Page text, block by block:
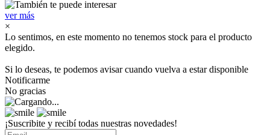
ver más
×
Lo sentimos, en este momento no tenemos stock para el producto
elegido.
Si lo deseas, te podemos avisar cuando vuelva a estar disponible
Notificarme
No gracias
¡Suscribite y recibí todas nuestras novedades!